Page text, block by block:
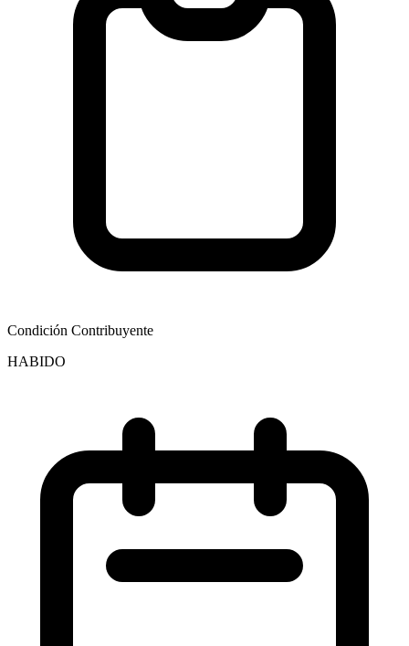
Condición Contribuyente
HABIDO